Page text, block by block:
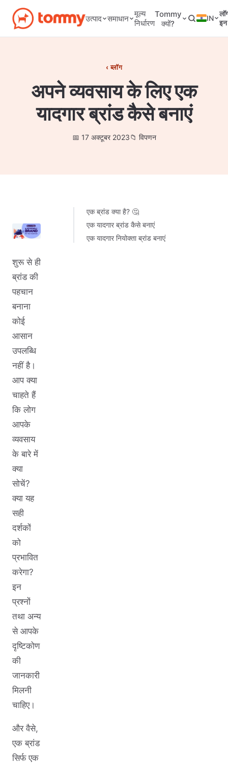
उत्पाद समाधान
मूल्य
निर्धारण
Tommy
क्यों?
IN
इन
ब्लॉग
अपने व्यवसाय के लिए एक
यादगार ब्रांड कैसे बनाएं
17 अक्टूबर 2023 विपणन
शुरू से ही
ब्रांड की
पहचान
बनाना
कोई
आसान
उपलब्धि
नहीं है।
आप क्या
चाहते हैं
कि लोग
आपके
व्यवसाय
के बारे में
क्या
सोचें?
क्या यह
सही
दर्शकों
को
प्रभावित
करेगा?
इन
प्रश्नों
तथा अन्य
से आपके
दृष्टिकोण
की
जानकारी
मिलनी
चाहिए।
और वैसे,
एक ब्रांड
सिर्फ एक
एक ब्रांड क्या है? 🤔
एक यादगार ब्रांड कैसे बनाएं
एक यादगार नियोक्ता ब्रांड बनाएं